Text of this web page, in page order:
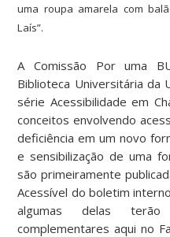
uma roupa amarela com
Laís”.
A Comissão Por uma
Biblioteca Universitária da
série Acessibilidade em
conceitos envolvendo
deficiência em um novo
e sensibilização de uma
são primeiramente
Acessível do boletim
algumas delas terão
complementares aqui no